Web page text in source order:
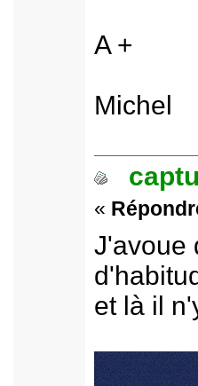
A +
Michel
«
J'avoue
et là il